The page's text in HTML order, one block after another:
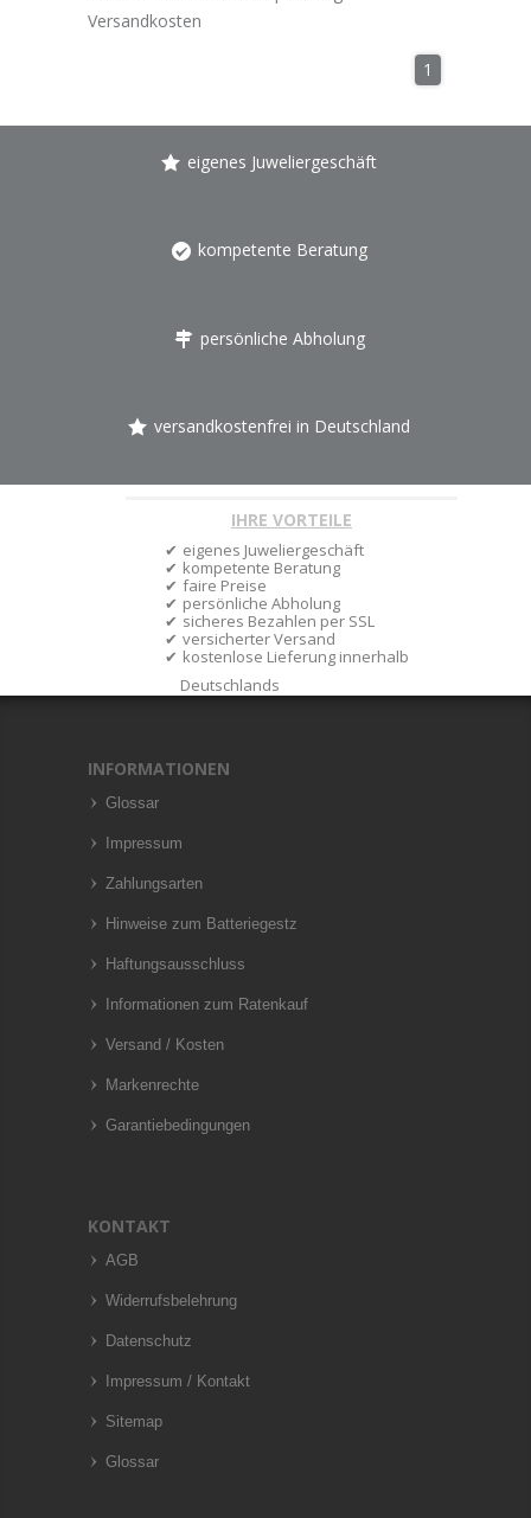
Versandkosten
1
eigenes Juweliergeschäft
kompetente Beratung
persönliche Abholung
versandkostenfrei in Deutschland
IHRE VORTEILE
eigenes Juweliergeschäft
kompetente Beratung
faire Preise
persönliche Abholung
sicheres Bezahlen per SSL
versicherter Versand
kostenlose Lieferung innerhalb
Deutschlands
INFORMATIONEN
Glossar
Impressum
Zahlungsarten
Hinweise zum Batteriegestz
Haftungsausschluss
Informationen zum Ratenkauf
Versand / Kosten
Markenrechte
Garantiebedingungen
KONTAKT
AGB
Widerrufsbelehrung
Datenschutz
Impressum / Kontakt
Sitemap
Glossar